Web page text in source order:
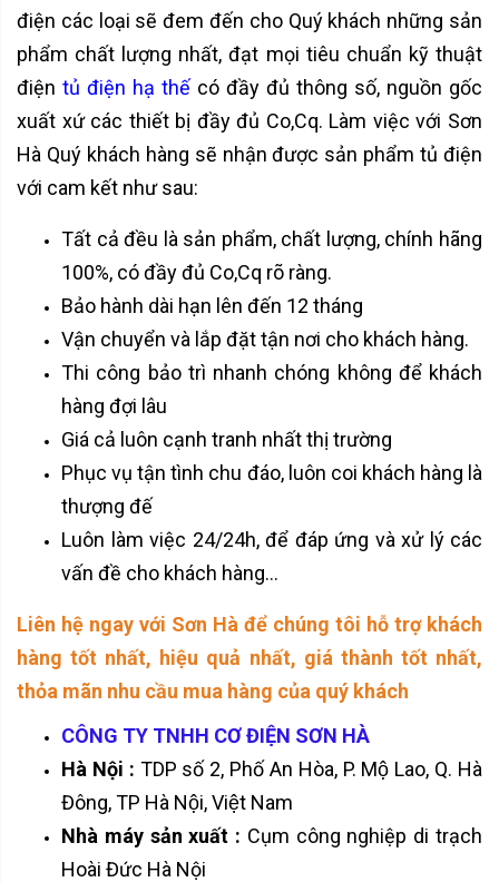
điện các loại sẽ đem đến cho Quý khách những sản
phẩm chất lượng nhất, đạt mọi tiêu chuẩn kỹ thuật
điện tủ điện hạ thế có đầy đủ thông số, nguồn gốc
xuất xứ các thiết bị đầy đủ Co,Cq. Làm việc với Sơn
Hà Quý khách hàng sẽ nhận được sản phẩm tủ điện
với cam kết như sau:
Tất cả đều là sản phẩm, chất lượng, chính hãng
100%, có đầy đủ Co,Cq rõ ràng.
Bảo hành dài hạn lên đến 12 tháng
Vận chuyển và lắp đặt tận nơi cho khách hàng.
Thi công bảo trì nhanh chóng không để khách
hàng đợi lâu
Giá cả luôn cạnh tranh nhất thị trường
Phục vụ tận tình chu đáo, luôn coi khách hàng là
thượng đế
Luôn làm việc 24/24h, để đáp ứng và xử lý các
vấn đề cho khách hàng...
Liên hệ ngay với Sơn Hà để chúng tôi hỗ trợ khách
hàng tốt nhất, hiệu quả nhất, giá thành tốt nhất,
thỏa mãn nhu cầu mua hàng của quý khách
CÔNG TY TNHH CƠ ĐIỆN SƠN HÀ
Hà Nội : TDP số 2, Phố An Hòa, P. Mộ Lao, Q. Hà
Đông, TP Hà Nội, Việt Nam
Nhà máy sản xuất : Cụm công nghiệp di trạch
Hoài Đức Hà Nội